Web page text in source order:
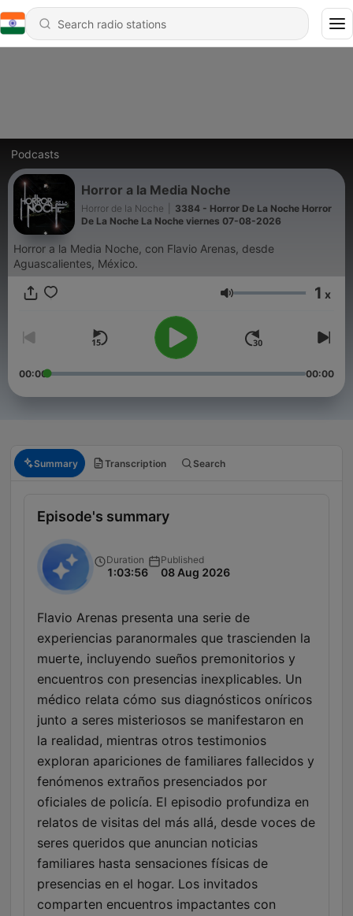
Podcasts
Horror a la Media Noche
Horror de la Noche
3384 - Horror De La Noche Horror
De La Noche La Noche viernes 07-08-2026
Horror a la Media Noche, con Flavio Arenas, desde
Aguascalientes, México.
Volume 1 x
00:00 00:00
Summary Transcription Search
Episode's summary
Duration
1:03:56
Published
08 Aug 2026
Flavio Arenas presenta una serie de
experiencias paranormales que trascienden la
muerte, incluyendo sueños premonitorios y
encuentros con presencias inexplicables. Un
médico relata cómo sus diagnósticos oníricos
junto a seres misteriosos se manifestaron en
la realidad, mientras otros testimonios
exploran apariciones de familiares fallecidos y
fenómenos extraños presenciados por
oficiales de policía. El episodio profundiza en
relatos de visitas del más allá, desde voces de
seres queridos que anuncian noticias
familiares hasta sensaciones físicas de
presencias en el hogar. Los invitados
comparten encuentros impactantes con